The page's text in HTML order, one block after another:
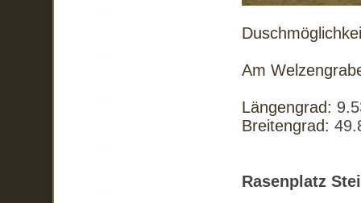
Am
Längengrad:
Breitengrad:
Rasenplatz